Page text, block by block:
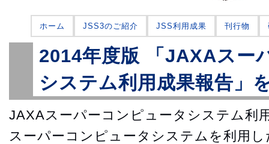
ホーム JSS3のご紹介 JSS利用成果 刊行物
2014年度版 「JAXAスー
システム利用成果報告」
JAXAスーパーコンピュータシステム利
スーパーコンピュータシステムを利用